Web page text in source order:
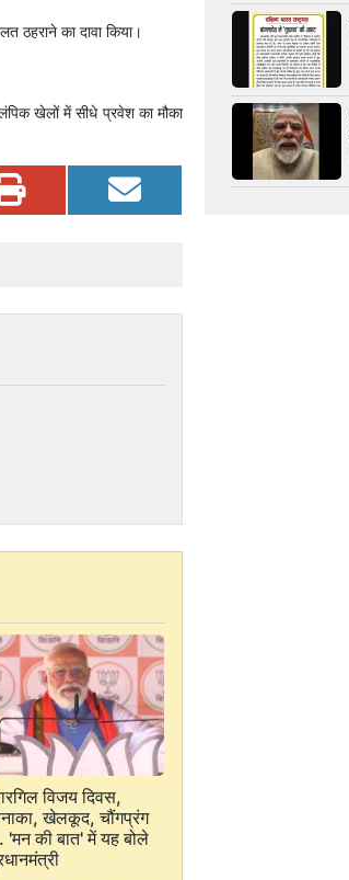
ठहराने का दावा किया।
खेलों में सीधे प्रवेश का मौका
विजय दिवस,
खेलकूद, चौंगप्रंग
'मन की बात' में यह बोले